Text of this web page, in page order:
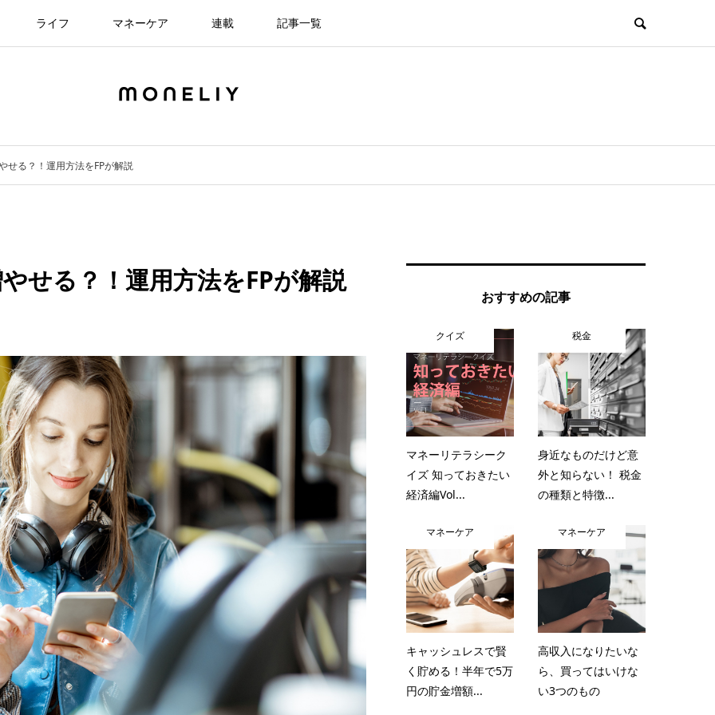
ライフ マネーケア 連載 記事一覧
せる？！運用方法をFPが解説
せる？！運用方法をFPが解説
おすすめの記事
クイズ
マネーリテラシーク
イズ 知っておきたい
経済編Vol...
税金
身近なものだけど意
外と知らない！ 税金
の種類と特徴...
マネーケア
キャッシュレスで賢
く貯める！半年で5万
円の貯金増額...
マネーケア
高収入になりたいな
ら、買ってはいけな
い3つのもの